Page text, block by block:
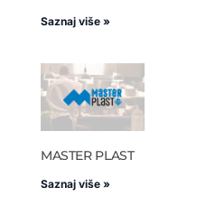
Saznaj više »
MASTER PLAST
Saznaj više »